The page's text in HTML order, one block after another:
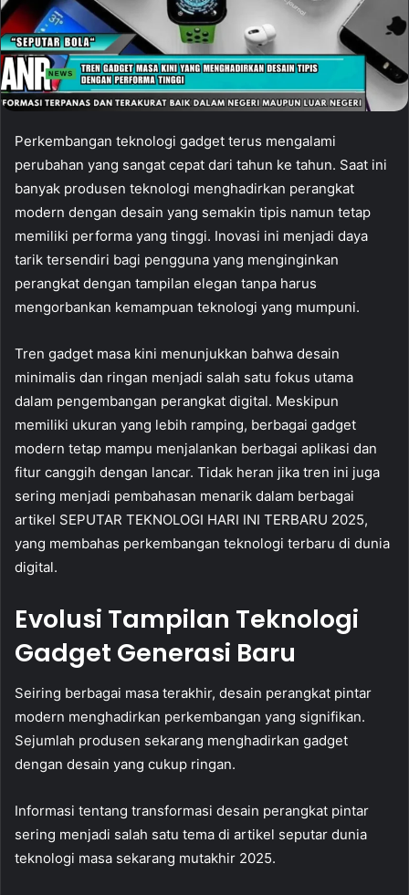
Perkembangan teknologi gadget terus mengalami
perubahan yang sangat cepat dari tahun ke tahun. Saat ini
banyak produsen teknologi menghadirkan perangkat
modern dengan desain yang semakin tipis namun tetap
memiliki performa yang tinggi. Inovasi ini menjadi daya
tarik tersendiri bagi pengguna yang menginginkan
perangkat dengan tampilan elegan tanpa harus
mengorbankan kemampuan teknologi yang mumpuni.
Tren gadget masa kini menunjukkan bahwa desain
minimalis dan ringan menjadi salah satu fokus utama
dalam pengembangan perangkat digital. Meskipun
memiliki ukuran yang lebih ramping, berbagai gadget
modern tetap mampu menjalankan berbagai aplikasi dan
fitur canggih dengan lancar. Tidak heran jika tren ini juga
sering menjadi pembahasan menarik dalam berbagai
artikel SEPUTAR TEKNOLOGI HARI INI TERBARU 2025,
yang membahas perkembangan teknologi terbaru di dunia
digital.
Evolusi Tampilan Teknologi
Gadget Generasi Baru
Seiring berbagai masa terakhir, desain perangkat pintar
modern menghadirkan perkembangan yang signifikan.
Sejumlah produsen sekarang menghadirkan gadget
dengan desain yang cukup ringan.
Informasi tentang transformasi desain perangkat pintar
sering menjadi salah satu tema di artikel seputar dunia
teknologi masa sekarang mutakhir 2025.